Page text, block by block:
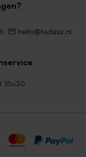
hello@tadaaz.nl
15u30